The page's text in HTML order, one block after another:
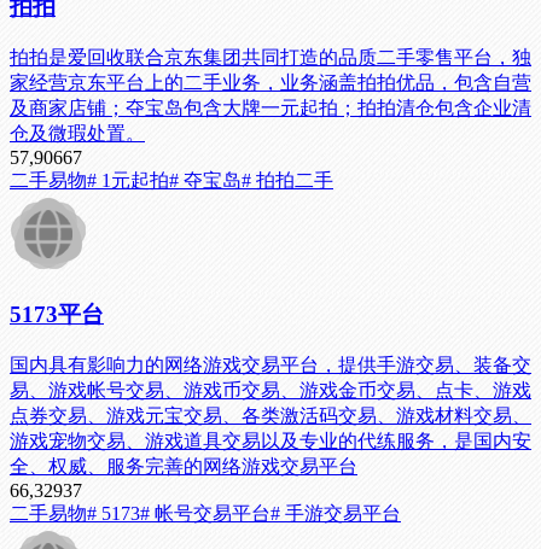
拍拍
拍拍是爱回收联合京东集团共同打造的品质二手零售平台，独
家经营京东平台上的二手业务，业务涵盖拍拍优品，包含自营
及商家店铺；夺宝岛包含大牌一元起拍；拍拍清仓包含企业清
仓及微瑕处置。
57,90667
二手易物# 1元起拍# 夺宝岛# 拍拍二手
5173平台
国内具有影响力的网络游戏交易平台，提供手游交易、装备交
易、游戏帐号交易、游戏币交易、游戏金币交易、点卡、游戏
点券交易、游戏元宝交易、各类激活码交易、游戏材料交易、
游戏宠物交易、游戏道具交易以及专业的代练服务，是国内安
全、权威、服务完善的网络游戏交易平台
66,32937
二手易物# 5173# 帐号交易平台# 手游交易平台